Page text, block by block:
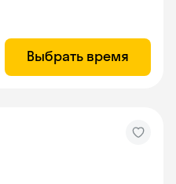
Выбрать время